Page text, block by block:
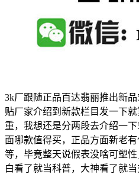
3k厂跟随正品百达翡丽推出新
贴厂家介绍到新款栏目发一下
重，我想还是分两段去介绍一
面哪款值得买，正品方面新老
等，毕竟整天说假表没啥可塑
白看了就当科普，大神看了就当